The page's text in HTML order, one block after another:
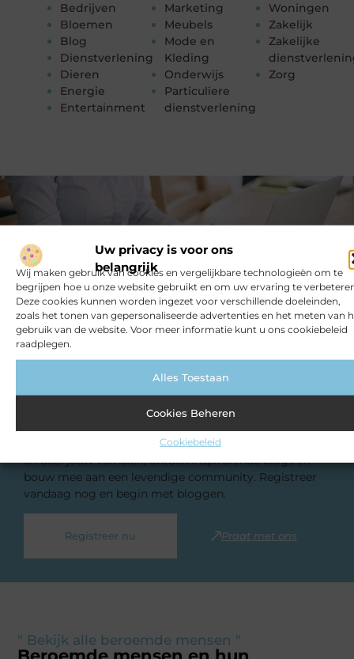
Uw privacy is voor ons
belangrijk
Wij maken gebruik van cookies en vergelijkbare technologieën om te
begrijpen hoe u onze website gebruikt en om uw ervaring te
Deze cookies kunnen worden ingezet voor verschillende doeleinden,
zoals het tonen van gepersonaliseerde advertenties en het meten van
gebruik van de website. Voor meer informatie kunt u ons cookiebeleid
raadplegen.
Alles Toestaan
Cookies Beheren
Cookiebeleid
Bedrijven
Bloemen
Blog
Dienstverlening
Dieren
Energie
Entertainment
Marketing
Meubels
Mode en
Kleding
Onderwijs
Particuliere
dienstverlening
Woningen
Zakelijk
Zakelijke
Zorg
Registreer nu en word deel van ons
platform!
nieuwsgierige lezer? Sluit je aan bij ons blogplatform
en deel jouw verhalen, ontdek inspirerende blogs en
bouw mee aan een levendige community. Registreer
vandaag nog en begin met bloggen.
Registreer nu Praat met ons
" Bekijk alle beroemde mensen "